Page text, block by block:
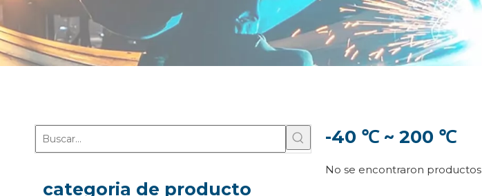
categoria de producto
-40 ℃ ~ 200 ℃
No se encontraron productos